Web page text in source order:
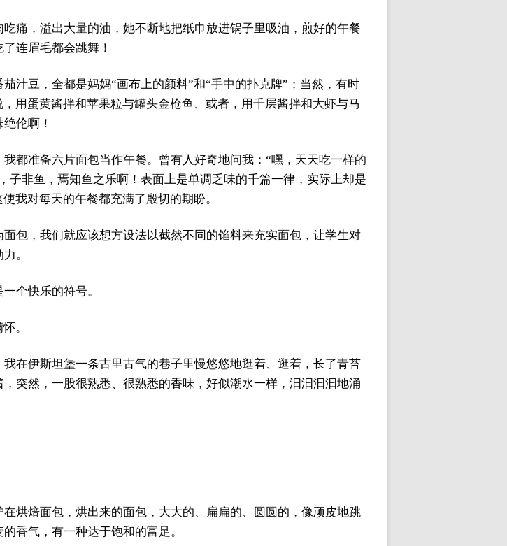
痛，溢出大量的油，她不断地把纸巾放进锅子里吸油，煎好的午餐
连眉毛都会跳舞！
汁豆，全都是妈妈“画布上的颜料”和“手中的扑克牌”；当然，有时
用蛋黄酱拌和苹果粒与罐头金枪鱼、或者，用千层酱拌和大虾与马
伦啊！
都准备六片面包当作午餐。曾有人好奇地问我：“嘿，天天吃一样的
子非鱼，焉知鱼之乐啊！表面上是单调乏味的千篇一律，实际上却是
我对每天的午餐都充满了殷切的期盼。
包，我们就应该想方设法以截然不同的馅料来充实面包，让学生对
。
个快乐的符号。
。
在伊斯坦堡一条古里古气的巷子里慢悠悠地逛着、逛着，长了青苔
突然，一股很熟悉、很熟悉的香味，好似潮水一样，汩汩汩汩地涌
烘焙面包，烘出来的面包，大大的、扁扁的、圆圆的，像顽皮地跳
香气，有一种达于饱和的富足。